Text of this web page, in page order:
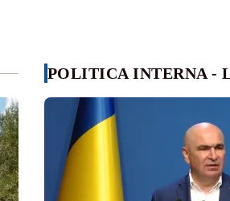
POLITICA INTERNA -